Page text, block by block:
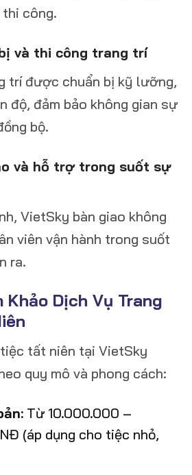
thi công.
và thi công trang trí
trí được chuẩn bị kỹ lưỡng,
độ, đảm bảo không gian sự
bộ.
và hỗ trợ trong suốt sự
VietSky bàn giao không
viên vận hành trong suốt
ra.
Khảo Dịch Vụ Trang
tất niên tại VietSky
quy mô và phong cách:
Từ 10.000.000 –
(áp dụng cho tiệc nhỏ,